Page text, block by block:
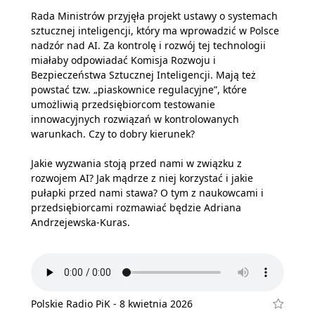
Rada Ministrów przyjęła projekt ustawy o systemach
sztucznej inteligencji, który ma wprowadzić w Polsce
nadzór nad AI. Za kontrolę i rozwój tej technologii
miałaby odpowiadać Komisja Rozwoju i
Bezpieczeństwa Sztucznej Inteligencji. Mają też
powstać tzw. „piaskownice regulacyjne”, które
umożliwią przedsiębiorcom testowanie
innowacyjnych rozwiązań w kontrolowanych
warunkach. Czy to dobry kierunek?
Jakie wyzwania stoją przed nami w związku z
rozwojem AI? Jak mądrze z niej korzystać i jakie
pułapki przed nami stawa? O tym z naukowcami i
przedsiębiorcami rozmawiać będzie Adriana
Andrzejewska-Kuras.
Polskie Radio PiK - 8 kwietnia 2026